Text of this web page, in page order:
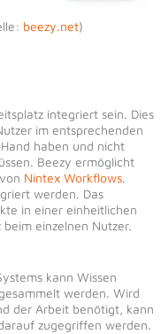
beezy.net)
integriert sein. Dies
im entsprechenden
haben und nicht
Beezy ermöglicht
Nintex Workflows.
werden. Das
in einer einheitlichen
einzelnen Nutzer.
kann Wissen
werden. Wird
der Arbeit benötigt, kann
zugegriffen werden.